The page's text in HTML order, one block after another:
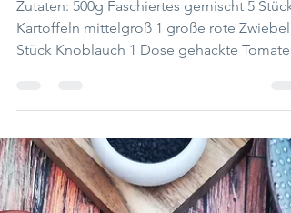
Margaretha Puntigam
Farma Chili con Carne
Kartoffeln mittelgroß 1 große rote Zwiebel
1 EL...